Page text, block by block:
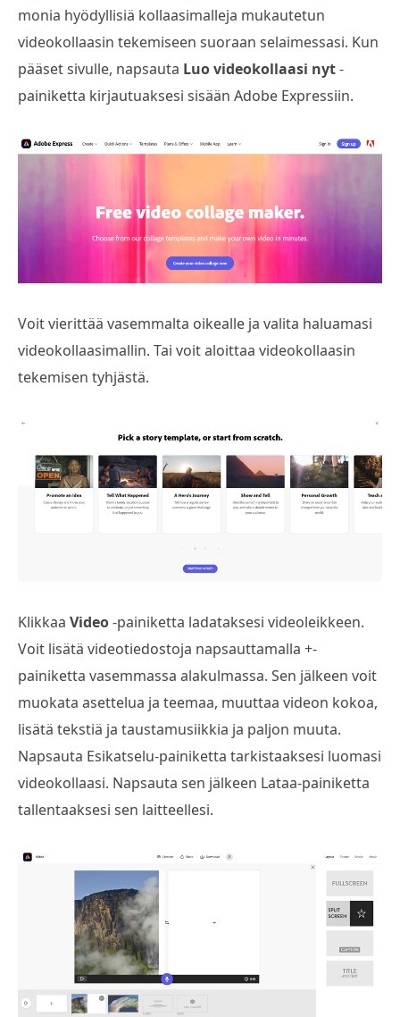
monia hyödyllisiä kollaasimalleja mukautetun
videokollaasin tekemiseen suoraan selaimessasi. Kun
pääset sivulle, napsauta Luo videokollaasi nyt-
painiketta kirjautuaksesi sisään Adobe Expressiin.
Voit vierittää vasemmalta oikealle ja valita haluamasi
videokollaasimallin. Tai voit aloittaa videokollaasin
tekemisen tyhjästä.
Klikkaa Video-painiketta ladataksesi videoleikkeen.
Voit lisätä videotiedostoja napsauttamalla +-
painiketta vasemmassa alakulmassa. Sen jälkeen voit
muokata asettelua ja teemaa, muuttaa videon kokoa,
lisätä tekstiä ja taustamusiikkia ja paljon muuta.
Napsauta Esikatselu-painiketta tarkistaaksesi luomasi
videokollaasi. Napsauta sen jälkeen Lataa-painiketta
tallentaaksesi sen laitteellesi.